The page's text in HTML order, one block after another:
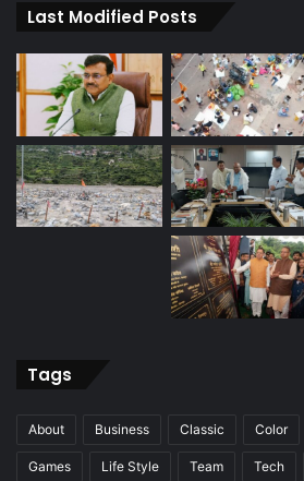
Last Modified Posts
Tags
About Business Classic Color
Games Life Style Team Tech